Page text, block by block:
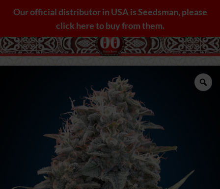
Our official distributor in USA is Seedsman, please
click here to buy from them.